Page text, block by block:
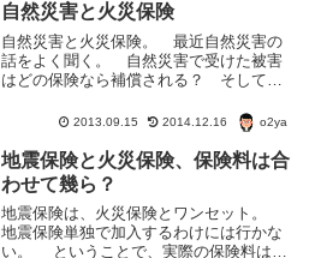
自然災害と火災保険
自然災害と火災保険。 最近自然災害の
話をよく聞く。 自然災害で受けた被害
はどの保険なら補償される？ そして、
火・津波被害と火災保険 地震による損
害は火災保険単体では補償されず、火災
保険に「地震保険」を付け...
2013.09.15 2014.12.16 o2ya
地震保険と火災保険、保険料は合
わせて幾ら？
地震保険は、火災保険とワンセット。
地震保険単独で加入するわけには行かな
い。 ということで、実際の保険料は、